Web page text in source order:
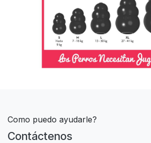
Como puedo ayudarle?
Contáctenos